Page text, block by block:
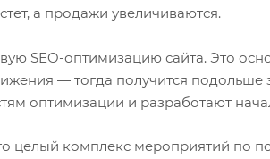
а продажи увеличиваются.
SEO-оптимизацию сайта. Это
— тогда получится подольше
оптимизации и разработают
целый комплекс мероприятий по